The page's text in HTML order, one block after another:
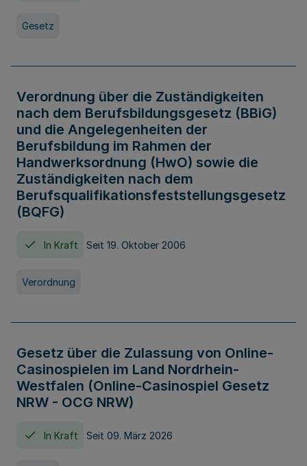
Gesetz
Verordnung über die Zuständigkeiten
nach dem Berufsbildungsgesetz (BBiG)
und die Angelegenheiten der
Berufsbildung im Rahmen der
Handwerksordnung (HwO) sowie die
Zuständigkeiten nach dem
Berufsqualifikationsfeststellungsgesetz
(BQFG)
In Kraft Seit 19. Oktober 2006
Verordnung
Gesetz über die Zulassung von Online-
Casinospielen im Land Nordrhein-
Westfalen (Online-Casinospiel Gesetz
NRW - OCG NRW)
In Kraft Seit 09. März 2026